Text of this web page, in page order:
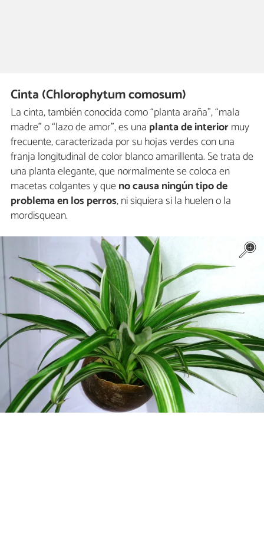
Cinta (Chlorophytum comosum)
La cinta, también conocida como “planta araña”, “mala
madre” o “lazo de amor”, es una planta de interiormuy
frecuente, caracterizada por su hojas verdes con una
franja longitudinal de color blanco amarillenta. Se trata de
una planta elegante, que normalmente se coloca en
macetas colgantes y queno causa ningún tipo de
problema en los perros, ni siquiera si la huelen o la
mordisquean.